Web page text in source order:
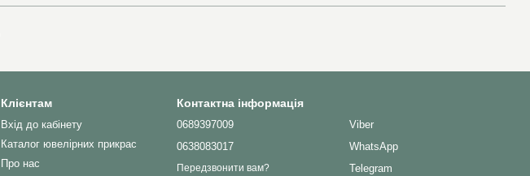
Клієнтам
Вхід до кабінету
Каталог ювелірних прикрас
Про нас
Контактна інформація
0689397009
0638083017
Передзвонити вам?
Viber
WhatsApp
Telegram